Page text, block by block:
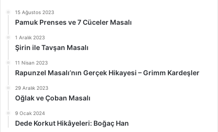
15 Ağustos 2023
Pamuk Prenses ve 7 Cüceler Masalı
1 Aralık 2023
Şirin ile Tavşan Masalı
11 Nisan 2023
Rapunzel Masalı’nın Gerçek Hikayesi – Grimm Kardeşler
29 Aralık 2023
Oğlak ve Çoban Masalı
9 Ocak 2024
Dede Korkut Hikâyeleri: Boğaç Han